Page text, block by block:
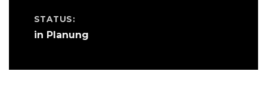
STATUS:
in Planung